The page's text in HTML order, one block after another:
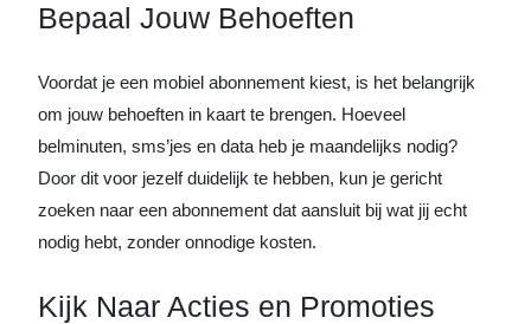
Bepaal Jouw Behoeften
Voordat je een mobiel abonnement kiest, is het belangrijk
om jouw behoeften in kaart te brengen. Hoeveel
belminuten, sms’jes en data heb je maandelijks nodig?
Door dit voor jezelf duidelijk te hebben, kun je gericht
zoeken naar een abonnement dat aansluit bij wat jij echt
nodig hebt, zonder onnodige kosten.
Kijk Naar Acties en Promoties